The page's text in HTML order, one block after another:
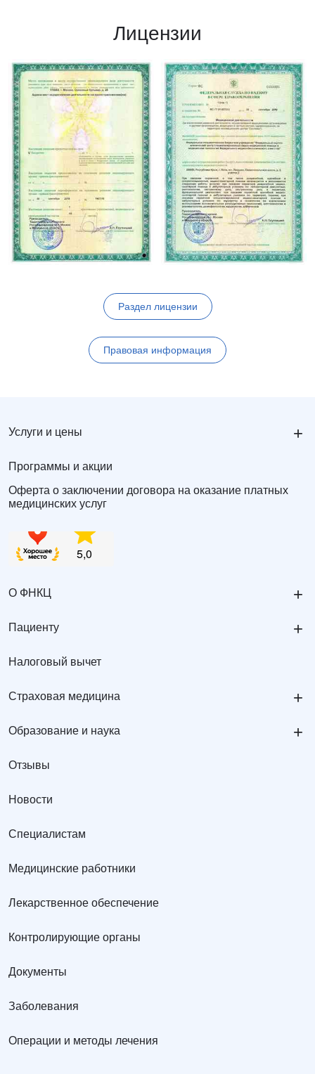
Лицензии
Раздел лицензии
Правовая информация
Услуги и цены +
Программы и акции
Оферта о заключении договора на оказание платных
медицинских услуг
О ФНКЦ +
Пациенту +
Налоговый вычет
Страховая медицина +
Образование и наука +
Отзывы
Новости
Специалистам
Медицинские работники
Лекарственное обеспечение
Контролирующие органы
Документы
Заболевания
Операции и методы лечения